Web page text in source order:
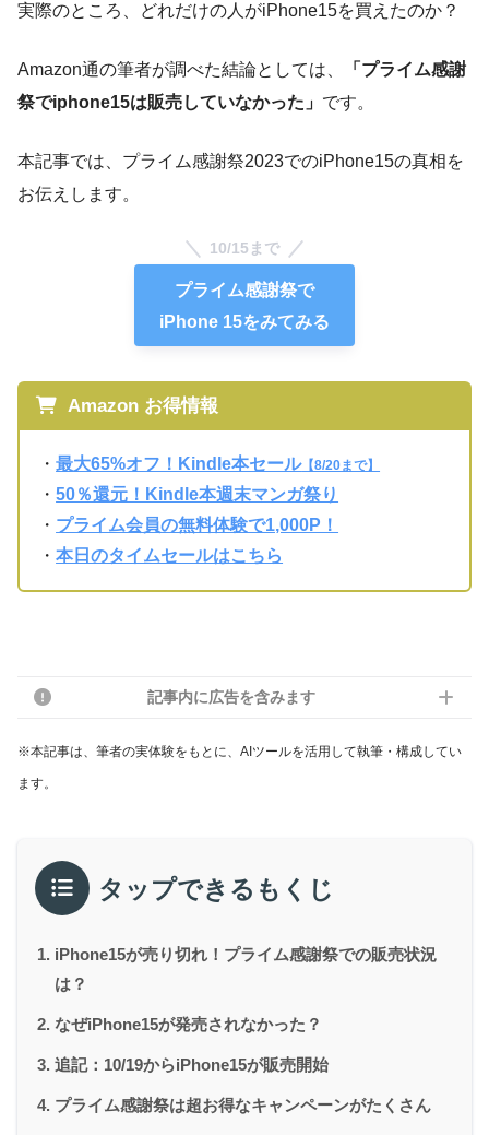
実際のところ、どれだけの人がiPhone15を買えたのか？
Amazon通の筆者が調べた結論としては、
「プライム感謝
祭でiphone15は販売していなかった」 です。
本記事では、プライム感謝祭2023でのiPhone15の真相を
お伝えします。
10/15まで
プライム感謝祭で
iPhone 15をみてみる
Amazon お得情報
・最大65%オフ！Kindle本セール【8/20まで】
・50％還元！Kindle本週末マンガ祭り
・ プライム会員の無料体験で1,000P！
・本日のタイムセールはこちら
記事内に広告を含みます
※本記事は、筆者の実体験をもとに、AIツールを活用して執筆・構成してい
ます。
タップできるもくじ
iPhone15が売り切れ！プライム感謝祭での販売状況
は？
なぜiPhone15が発売されなかった？
追記：10/19からiPhone15が販売開始
プライム感謝祭は超お得なキャンペーンがたくさん